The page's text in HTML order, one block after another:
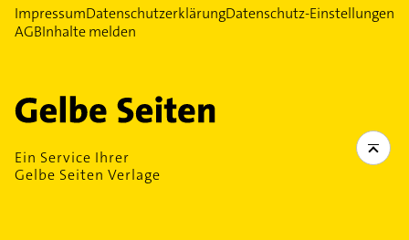
ImpressumDatenschutzerklärungDatenschutz-Einstellungen
AGBInhalte melden
Ein Service Ihrer
Gelbe Seiten Verlage